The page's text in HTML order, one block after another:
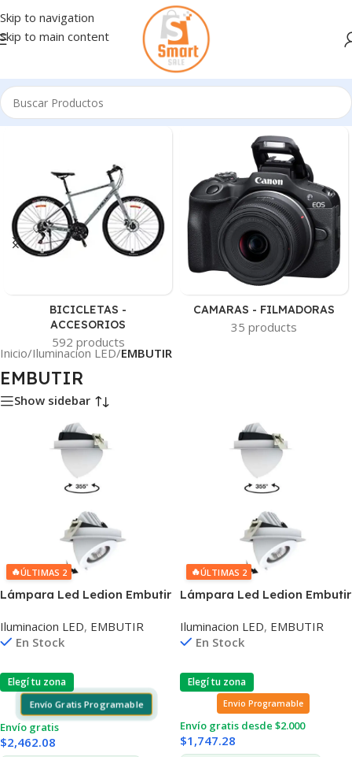
Skip to navigation
Skip to main content
BICICLETAS -
ACCESORIOS
592 products
CAMARAS - FILMADORAS
35 products
Inicio/Iluminacion LED/EMBUTIR
EMBUTIR
Show sidebar
🔥ÚLTIMAS 2
Lámpara Led Ledion Embutir
Hr
Iluminacion LED, EMBUTIR
En Stock
Elegí tu zona
Envío Gratis Programable
Envío gratis
$2,462.08
🔥ÚLTIMAS 2
Lámpara Led Ledion Embutir
Hr
Iluminacion LED, EMBUTIR
En Stock
Elegí tu zona
Envio Programable
Envío gratis desde $2.000
$1,747.28